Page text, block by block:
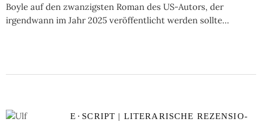
Boyle auf den zwanzigsten Roman des US-Autors, der
irgendwann im Jahr 2025 veröffentlicht werden sollte...
E · SCRIPT | LI­TE­RA­RI­SCHE RE­ZEN­SIO­